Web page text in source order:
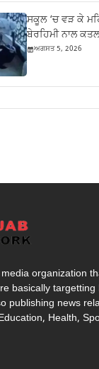
ਸਕੂਲ ‘ਚ ਵੜ ਕੇ
ਬੇਰਹਿਮੀ ਨਾਲ
ਅਗਸਤ 5, 2026
organization
basically
publishing news
Health,